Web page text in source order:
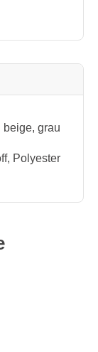
beige, grau
, Polyester